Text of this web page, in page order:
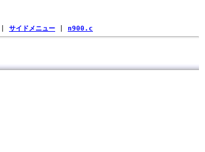
サイドメニュー n900.c